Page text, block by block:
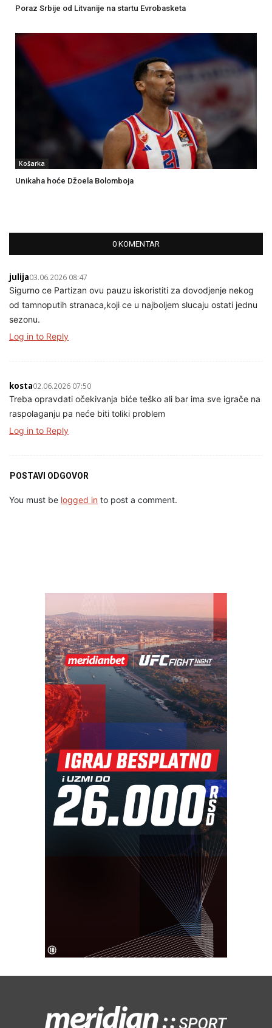
Poraz Srbije od Litvanije na startu Evrobasketa
Košarka
Unikaha hoće Džoela Bolomboja
0 KOMENTAR
julija03.06.2026 08:47
Sigurno ce Partizan ovu pauzu iskoristiti za dovodjenje nekog
od tamnoputih stranaca,koji ce u najboljem slucaju ostati jednu
sezonu.
Log in to Reply
kosta02.06.2026 07:50
Treba opravdati očekivanja biće teško ali bar ima sve igrače na
raspolaganju pa neće biti toliki problem
Log in to Reply
POSTAVI ODGOVOR
You must be logged in to post a comment.